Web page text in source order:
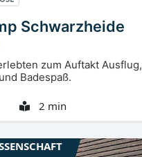
Schwarzheide
zum Auftakt Ausflug,
Badespaß.
2 min